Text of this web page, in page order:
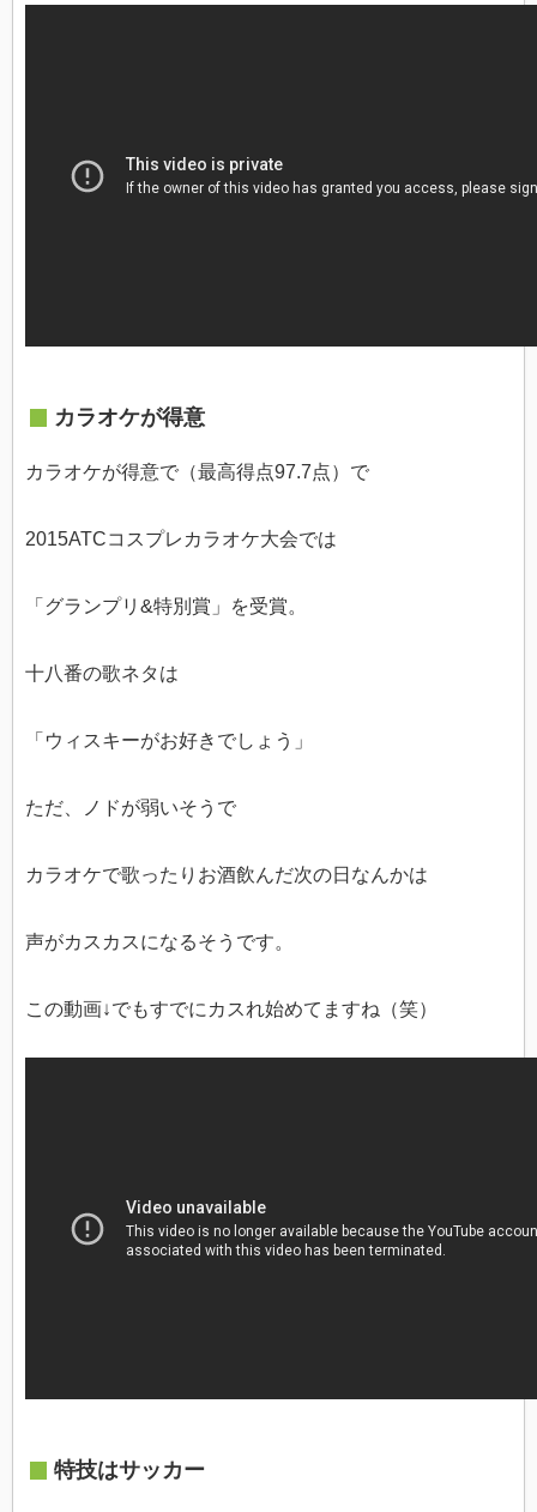
カラオケが得意
カラオケが得意で（最高得点97.7点）で
2015ATCコスプレカラオケ大会では
「グランプリ&特別賞」を受賞。
十八番の歌ネタは
「ウィスキーがお好きでしょう」
ただ、ノドが弱いそうで
カラオケで歌ったりお酒飲んだ次の日なんかは
声がカスカスになるそうです。
この動画↓でもすでにカスれ始めてますね（笑）
特技はサッカー